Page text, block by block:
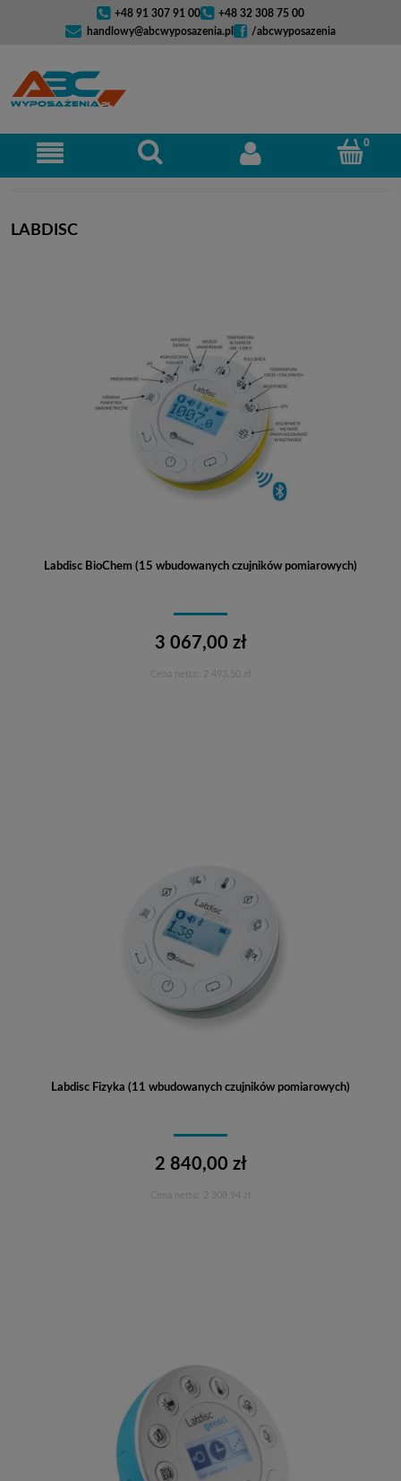
+48 91 307 91 00
+48 32 308 75 00
handlowy@abcwyposazenia.pl
/abcwyposazenia
LABDISC
Labdisc BioChem (15 wbudowanych czujników pomiarowych)
3 067,00 zł
2 493,50 zł
Labdisc Fizyka (11 wbudowanych czujników pomiarowych)
2 840,00 zł
2 308,94 zł